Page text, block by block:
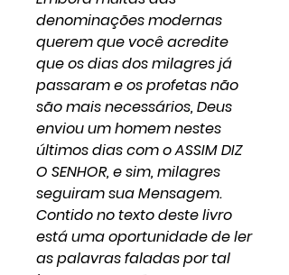
denominações modernas
querem que você acredite
que os dias dos milagres já
passaram e os profetas não
são mais necessários, Deus
enviou um homem nestes
últimos dias com o ASSIM DIZ
O SENHOR, e sim, milagres
seguiram sua Mensagem.
Contido no texto deste livro
está uma oportunidade de ler
as palavras faladas por tal